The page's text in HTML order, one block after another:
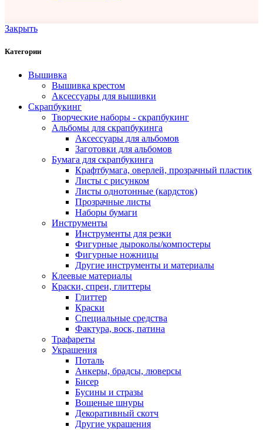
Закрыть
Категории
Вышивка
Вышивка крестом
Аксессуары для вышивки
Скрапбукинг
Творческие наборы - скрапбукинг
Альбомы для скрапбукинга
Аксессуары для альбомов
Заготовки для альбомов
Бумага для скрапбукинга
Крафтбумага, оверлей, прозрачный пластик
Листы c рисунком
Листы однотонные (кардсток)
Прозрачные листы
Наборы бумаги
Инструменты
Инструменты для резки
Фигурные дыроколы/компостеры
Фигурные ножницы
Другие инструменты и материалы
Клеевые материалы
Краски, спреи, глиттеры
Глиттер
Краски
Специальные средства
Фактура, воск, патина
Трафареты
Украшения
Поталь
Анкеры, брадсы, люверсы
Бисер
Бусины и стразы
Вощеные шнуры
Декоративный скотч
Другие украшения